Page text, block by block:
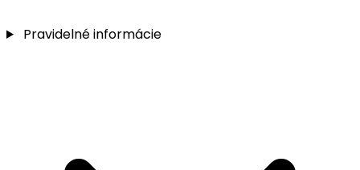
Pravidelné informácie